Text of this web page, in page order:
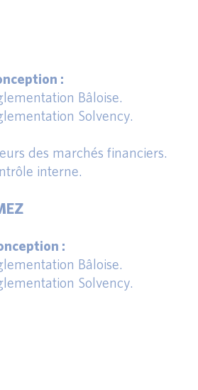
:
Bâloise.
Solvency.
des marchés financiers.
interne.
:
Bâloise.
Solvency.